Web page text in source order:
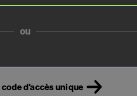
ou
d'accès unique